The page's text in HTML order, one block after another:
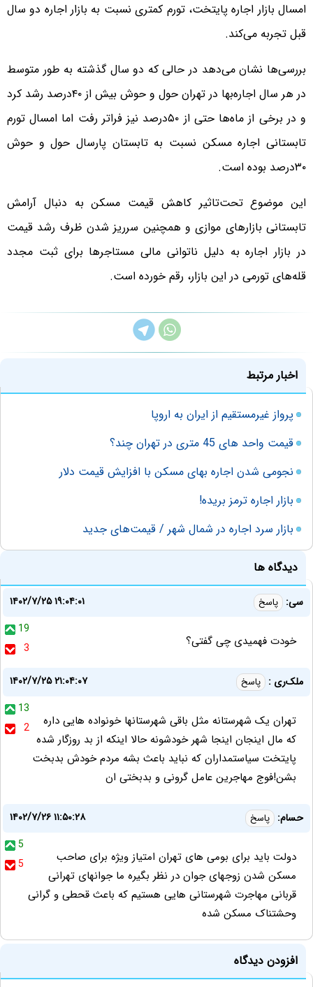
امسال بازار اجاره پایتخت، تورم کمتری نسبت به بازار اجاره دو سال
قبل تجربه می‌کند.
بررسی‌ها نشان می‌دهد در حالی که دو سال گذشته به طور متوسط
در هر سال اجاره‌بها در تهران حول و حوش بیش از ۴۰‌درصد رشد کرد
و در برخی از ماه‌ها حتی از ۵۰‌درصد نیز فراتر رفت اما امسال تورم
تابستانی اجاره مسکن نسبت به تابستان پارسال حول و حوش
۳۰‌درصد بوده است.
این موضوع تحت‌تاثیر کاهش قیمت مسکن به دنبال آرامش
تابستانی بازارهای موازی و همچنین سرریز شدن ظرف رشد قیمت
در بازار اجاره به دلیل ناتوانی مالی مستاجرها برای ثبت مجدد
قله‌های تورمی در این بازار، رقم خورده است.
اخبار مرتبط
پرواز غیرمستقیم از ایران به اروپا
قیمت واحد های 45 متری در تهران چند؟
نجومی شدن اجاره بهای مسکن با افزایش قیمت دلار
بازار اجاره ترمز بریده!
بازار سرد اجاره در شمال شهر / قیمت‌های جدید
دیدگاه ها
سی: پاسخ
۱۴۰۲/۷/۲۵ ۱۹:۰۴:۰۱
19
3
خودت فهمیدی چی گفتی؟
ملک‌ری : پاسخ
۱۴۰۲/۷/۲۵ ۲۱:۰۴:۰۷
13
2
تهران یک شهرستانه مثل باقی شهرستانها خونواده هایی داره
که مال اینجان اينجا شهر خودشونه حالا اینکه از بد روزگار شده
پایتخت سیاستمداران که نباید باعث بشه مردم خودش بدبخت
بشن!فوج مهاجرین عامل گرونی و بدبختی ان
حسام: پاسخ
۱۴۰۲/۷/۲۶ ۱۱:۵۰:۲۸
5
5
دولت باید برای بومی های تهران امتیاز ویژه برای صاحب
مسکن شدن زوجهای جوان در نظر بگیره ما جوانهای تهرانی
قربانی مهاجرت شهرستانی هایی هستیم که باعث قحطی و گرانی
وحشتناک مسکن شده
افزودن دیدگاه